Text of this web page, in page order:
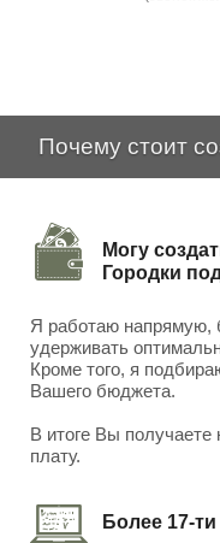
Почему стоит
Могу
Городки
Я работаю напрямую,
удерживать
Кроме того, я
Вашего бюджета.
В итоге Вы
плату.
Более 17-